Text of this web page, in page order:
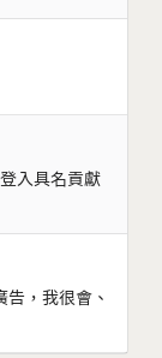
入具名貢獻
，我很會、